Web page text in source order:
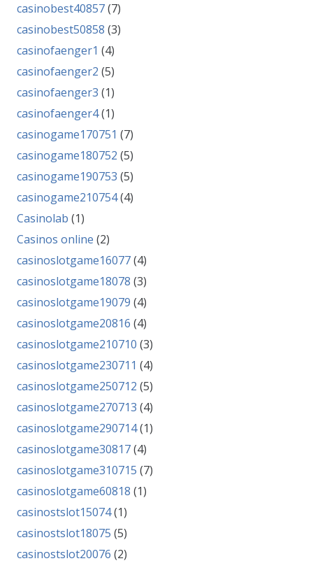
casinobest40857(7)
casinobest50858 (3)
casinofaenger1 (4)
casinofaenger2 (5)
casinofaenger3 (1)
casinofaenger4(1)
casinogame170751 (7)
casinogame180752 (5)
casinogame190753 (5)
casinogame210754(4)
Casinolab (1)
Casinos online (2)
casinoslotgame16077(4)
casinoslotgame18078 (3)
casinoslotgame19079 (4)
casinoslotgame20816 (4)
casinoslotgame210710 (3)
casinoslotgame230711 (4)
casinoslotgame250712 (5)
casinoslotgame270713 (4)
casinoslotgame290714(1)
casinoslotgame30817(4)
casinoslotgame310715 (7)
casinoslotgame60818 (1)
casinostslot15074(1)
casinostslot18075 (5)
casinostslot20076 (2)